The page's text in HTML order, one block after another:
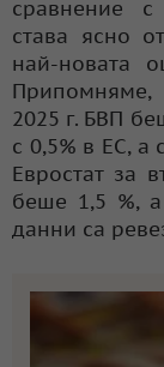
сравнение с
става ясно
най-новата
Припомняме,
2025 г. БВП
с 0,5% в ЕС, а
Евростат за
беше 1,5 %,
данни са